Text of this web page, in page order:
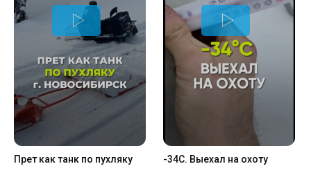
Прет как танк по пухляку -34C. Выехал на охоту